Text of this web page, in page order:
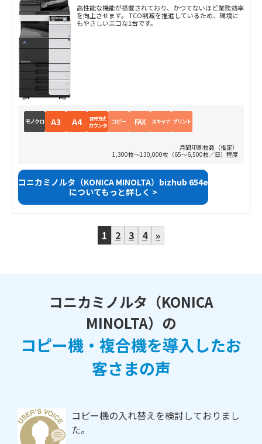
高性能な機能が搭載されており、かつてないほど業務効率
を向上させます。 TCO削減を推進しているため、環境に
もやさしいエコな1台です。
モノクロ A3 A4 保守方式
カウンタ コピー FAX スキャナ プリント
月間印刷枚数（推定）
1,300枚～130,000枚（65～6,500枚／日）程度
コニカミノルタ（KONICA MINOLTA）bizhub 654e
についてもっと詳しく >
1 2 3 4 »
コニカミノルタ（KONICA
MINOLTA）の
コピー機・複合機を導入したお
客さまの声
コピー機の入れ替えを検討しておりまし
た。